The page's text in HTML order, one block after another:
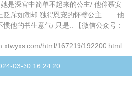
是深宫中简单不起来的公主/ 他仰慕安
贬斥如潮却 独得恩宠的怀璧公主…… 他
他的书生意气/ 只是.. 【微信公众号：
html/167219/192200.html
03-30 16:24:20